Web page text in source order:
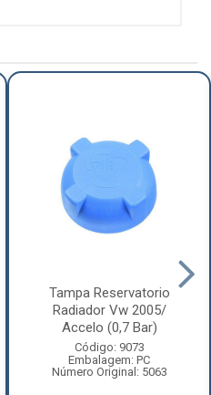
Tampa Reservatorio
Radiador Vw 2005/
Accelo (0,7 Bar)
Código: 9073
Embalagem: PC
Número Original: 5063